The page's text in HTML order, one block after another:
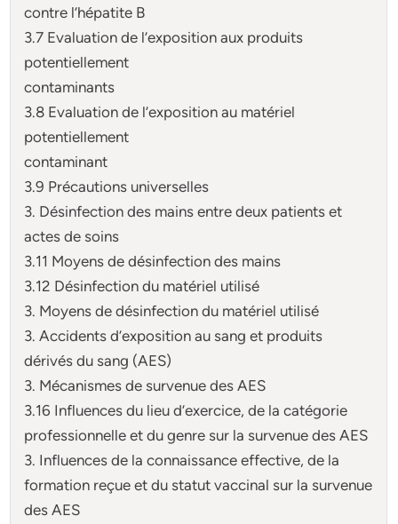
contre l’hépatite B
3.7 Evaluation de l’exposition aux produits
potentiellement
contaminants
3.8 Evaluation de l’exposition au matériel
potentiellement
contaminant
3.9 Précautions universelles
3. Désinfection des mains entre deux patients et
actes de soins
3.11 Moyens de désinfection des mains
3.12 Désinfection du matériel utilisé
3. Moyens de désinfection du matériel utilisé
3. Accidents d’exposition au sang et produits
dérivés du sang (AES)
3. Mécanismes de survenue des AES
3.16 Influences du lieu d’exercice, de la catégorie
professionnelle et du genre sur la survenue des AES
3. Influences de la connaissance effective, de la
formation reçue et du statut vaccinal sur la survenue
des AES